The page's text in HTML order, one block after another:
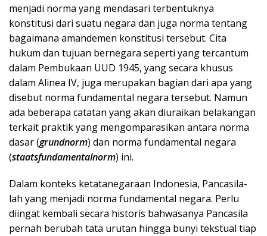
menjadi norma yang mendasari terbentuknya
konstitusi dari suatu negara dan juga norma tentang
bagaimana amandemen konstitusi tersebut. Cita
hukum dan tujuan bernegara seperti yang tercantum
dalam Pembukaan UUD 1945, yang secara khusus
dalam Alinea IV, juga merupakan bagian dari apa yang
disebut norma fundamental negara tersebut. Namun
ada beberapa catatan yang akan diuraikan belakangan
terkait praktik yang mengomparasikan antara norma
dasar (grundnorm) dan norma fundamental negara
(staatsfundamentalnorm) ini.
Dalam konteks ketatanegaraan Indonesia, Pancasila-
lah yang menjadi norma fundamental negara. Perlu
diingat kembali secara historis bahwasanya Pancasila
pernah berubah tata urutan hingga bunyi tekstual tiap